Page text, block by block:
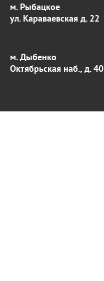
м. Рыбацкое
ул. Караваевская д. 22
м. Дыбенко
Октябрьская наб., д. 40